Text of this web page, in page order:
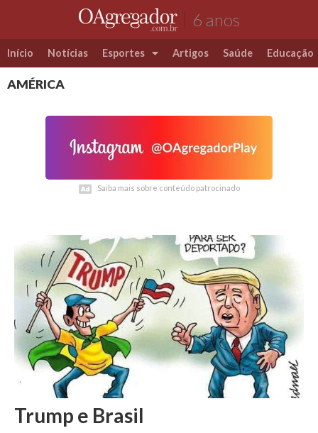
6 anos
Início Notícias Esportes Artigos Saúde Educação
AMÉRICA
Saiba mais sobre conteúdo patrocinado
Saiba mais sobre conteúdo patrocinado
Trump e Brasil